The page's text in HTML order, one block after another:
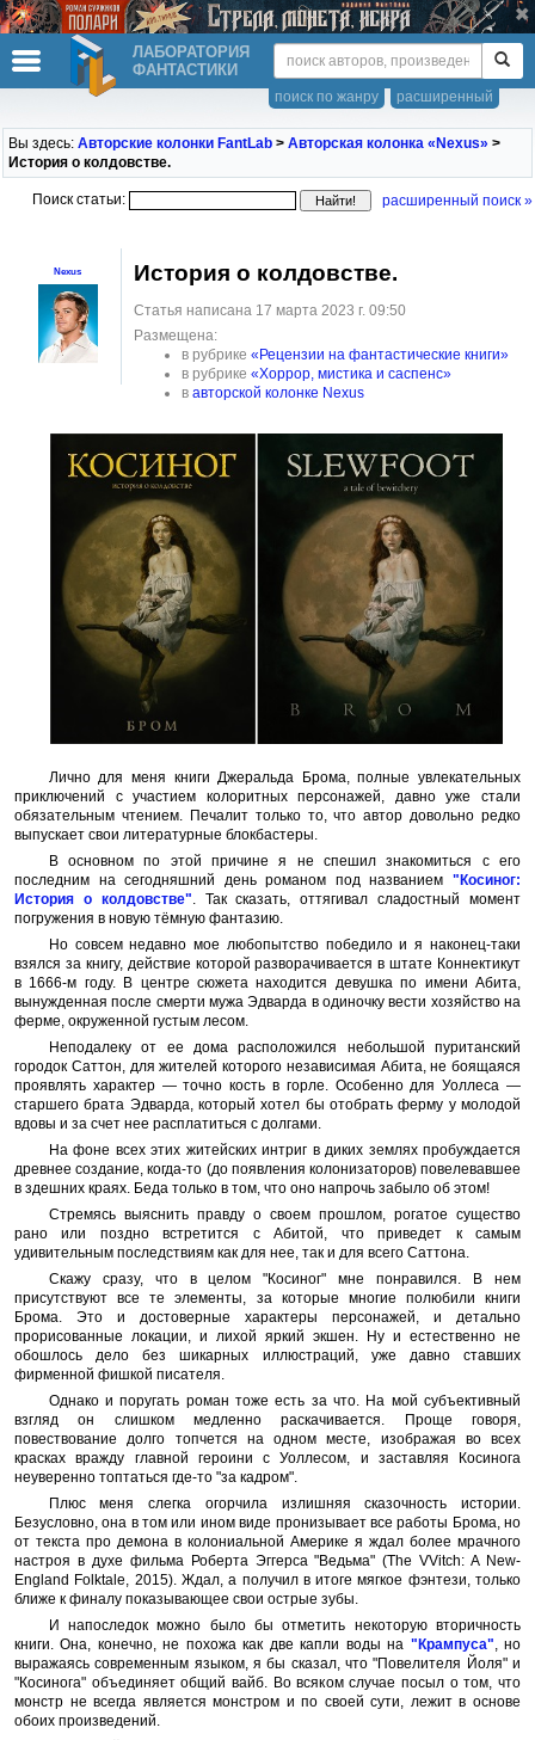
ЛАБОРАТОРИЯ
ФАНТАСТИКИ
расширенный
поиск по жанру
Вы здесь: Авторские колонки FantLab > Авторская колонка «Nexus» >
История о колдовстве.
Поиск статьи: расширенный поиск »
Nexus История о колдовстве.
Статья написана 17 марта 2023 г. 09:50
Размещена:
в рубрике «Рецензии на фантастические книги»
в рубрике «Хоррор, мистика и саспенс»
в авторской колонке Nexus
Лично для меня книги Джеральда Брома, полные увлекательных
приключений с участием колоритных персонажей, давно уже стали
обязательным чтением. Печалит только то, что автор довольно редко
выпускает свои литературные блокбастеры.
В основном по этой причине я не спешил знакомиться с его
последним на сегодняшний день романом под названием "Косиног:
История о колдовстве" . Так сказать, оттягивал сладостный момент
погружения в новую тёмную фантазию.
Но совсем недавно мое любопытство победило и я наконец-таки
взялся за книгу, действие которой разворачивается в штате Коннектикут
в 1666-м году. В центре сюжета находится девушка по имени Абита,
вынужденная после смерти мужа Эдварда в одиночку вести хозяйство на
ферме, окруженной густым лесом.
Неподалеку от ее дома расположился небольшой пуританский
городок Саттон, для жителей которого независимая Абита, не боящаяся
проявлять характер — точно кость в горле. Особенно для Уоллеса —
старшего брата Эдварда, который хотел бы отобрать ферму у молодой
вдовы и за счет нее расплатиться с долгами.
На фоне всех этих житейских интриг в диких землях пробуждается
древнее создание, когда-то (до появления колонизаторов) повелевавшее
в здешних краях. Беда только в том, что оно напрочь забыло об этом!
Стремясь выяснить правду о своем прошлом, рогатое существо
рано или поздно встретится с Абитой, что приведет к самым
удивительным последствиям как для нее, так и для всего Саттона.
Скажу сразу, что в целом "Косиног" мне понравился. В нем
присутствуют все те элементы, за которые многие полюбили книги
Брома. Это и достоверные характеры персонажей, и детально
прорисованные локации, и лихой яркий экшен. Ну и естественно не
обошлось дело без шикарных иллюстраций, уже давно ставших
фирменной фишкой писателя.
Однако и поругать роман тоже есть за что. На мой субъективный
взгляд он слишком медленно раскачивается. Проще говоря,
повествование долго топчется на одном месте, изображая во всех
красках вражду главной героини с Уоллесом, и заставляя Косинога
неуверенно топтаться где-то "за кадром".
Плюс меня слегка огорчила излишняя сказочность истории.
Безусловно, она в том или ином виде пронизывает все работы Брома, но
от текста про демона в колониальной Америке я ждал более мрачного
настроя в духе фильма Роберта Эггерса "Ведьма" (The VVitch: A New-
England Folktale, 2015). Ждал, а получил в итоге мягкое фэнтези, только
ближе к финалу показывающее свои острые зубы.
И напоследок можно было бы отметить некоторую вторичность
книги. Она, конечно, не похожа как две капли воды на "Крампуса" , но
выражаясь современным языком, я бы сказал, что "Повелителя Йоля" и
"Косинога" объединяет общий вайб. Во всяком случае посыл о том, что
монстр не всегда является монстром и по своей сути, лежит в основе
обоих произведений.